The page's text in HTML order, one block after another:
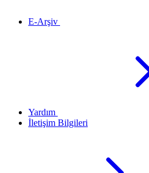
E-Arşiv
Yardım
İletişim Bilgileri